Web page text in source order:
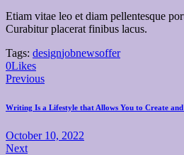
Etiam vitae leo et diam pellentesque
Curabitur placerat finibus lacus.
Tags: designjobnewsoffer
0Likes
Post
navigation
Previous
Writing Is a Lifestyle that Allows You to Create
October 10, 2022
Next